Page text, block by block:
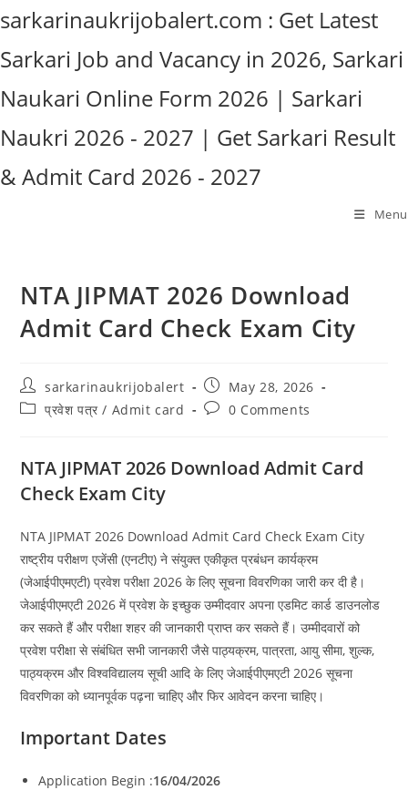
to
content
sarkarinaukrijobalert.com : Get Latest
Sarkari Job and Vacancy in 2026, Sarkari
Naukari Online Form 2026 | Sarkari
Naukri 2026 - 2027 | Get Sarkari Result
& Admit Card 2026 - 2027
Menu
NTA JIPMAT 2026 Download
Admit Card Check Exam City
Post
author:
sarkarinaukrijobalert
Post
published:
May 28, 2026
Postप्रवेश पत्र / Admit card
Post0 Comments
NTA JIPMAT 2026 Download Admit Card
Check Exam City
NTA JIPMAT 2026 Download Admit Card Check Exam City
राष्ट्रीय परीक्षण एजेंसी (एनटीए) ने संयुक्त एकीकृत प्रबंधन कार्यक्रम
(जेआईपीएमएटी) प्रवेश परीक्षा 2026 के लिए सूचना विवरणिका जारी कर दी है।
जेआईपीएमएटी 2026 में प्रवेश के इच्छुक उम्मीदवार अपना एडमिट कार्ड डाउनलोड
कर सकते हैं और परीक्षा शहर की जानकारी प्राप्त कर सकते हैं। उम्मीदवारों को
प्रवेश परीक्षा से संबंधित सभी जानकारी जैसे पाठ्यक्रम, पात्रता, आयु सीमा, शुल्क,
पाठ्यक्रम और विश्वविद्यालय सूची आदि के लिए जेआईपीएमएटी 2026 सूचना
विवरणिका को ध्यानपूर्वक पढ़ना चाहिए और फिर आवेदन करना चाहिए।
Important Dates
Application Begin :16/04/2026